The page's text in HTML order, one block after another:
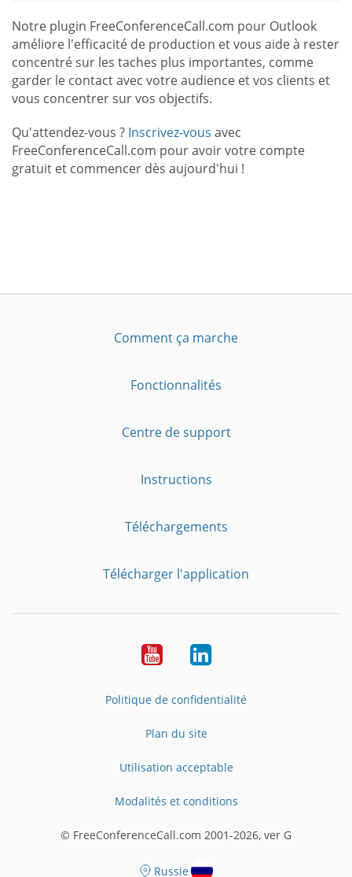
Notre plugin FreeConferenceCall.com pour Outlook
améliore l'efficacité de production et vous aide à rester
concentré sur les taches plus importantes, comme
garder le contact avec votre audience et vos clients et
vous concentrer sur vos objectifs.
Qu'attendez-vous ? Inscrivez-vous avec
FreeConferenceCall.com pour avoir votre compte
gratuit et commencer dès aujourd'hui !
Comment ça marche
Fonctionnalités
Centre de support
Instructions
Téléchargements
Télécharger l'application
YouTubeLinkedIn
Politique de confidentialité
Plan du site
Utilisation acceptable
Modalités et conditions
© FreeConferenceCall.com 2001-2026, ver G
Russie